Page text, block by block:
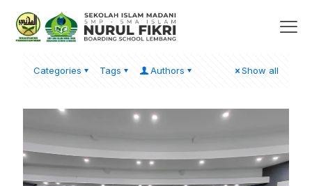
Categories Tags Authors Show all